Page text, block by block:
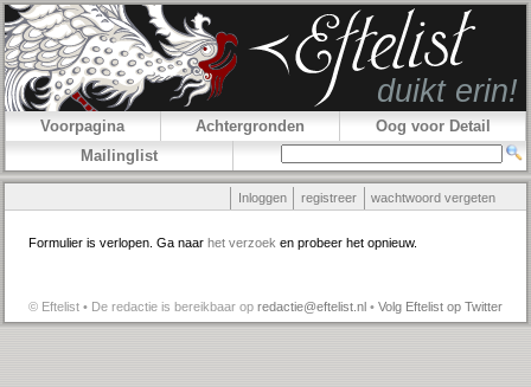
Voorpagina Achtergronden
Oog voor Detail
Mailinglist
Inloggen registreer wachtwoord vergeten
Formulier is verlopen. Ga naar het verzoek en probeer het opnieuw.
© Eftelist • De redactie is bereikbaar op redactie@eftelist.nl • Volg Eftelist op Twitter